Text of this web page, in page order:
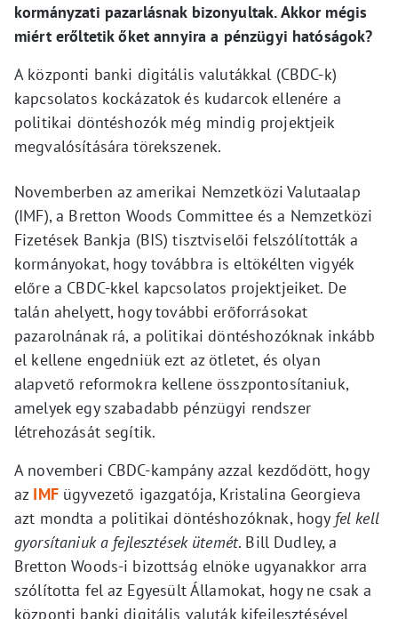
kormányzati pazarlásnak bizonyultak. Akkor mégis
miért erőltetik őket annyira a pénzügyi hatóságok?
A központi banki digitális valutákkal (CBDC-k)
kapcsolatos kockázatok és kudarcok ellenére a
politikai döntéshozók még mindig projektjeik
megvalósítására törekszenek.
Novemberben az amerikai Nemzetközi Valutaalap
(IMF), a Bretton Woods Committee és a Nemzetközi
Fizetések Bankja (BIS) tisztviselői felszólították a
kormányokat, hogy továbbra is eltökélten vigyék
előre a CBDC-kkel kapcsolatos projektjeiket. De
talán ahelyett, hogy további erőforrásokat
pazarolnának rá, a politikai döntéshozóknak inkább
el kellene engedniük ezt az ötletet, és olyan
alapvető reformokra kellene összpontosítaniuk,
amelyek egy szabadabb pénzügyi rendszer
létrehozását segítik.
A novemberi CBDC-kampány azzal kezdődött, hogy
az IMFügyvezető igazgatója, Kristalina Georgieva
azt mondta a politikai döntéshozóknak, hogy fel kell
gyorsítaniuk a fejlesztések ütemét. Bill Dudley, a
Bretton Woods-i bizottság elnöke ugyanakkor arra
szólította fel az Egyesült Államokat, hogy ne csak a
központi banki digitális valuták kifejlesztésével